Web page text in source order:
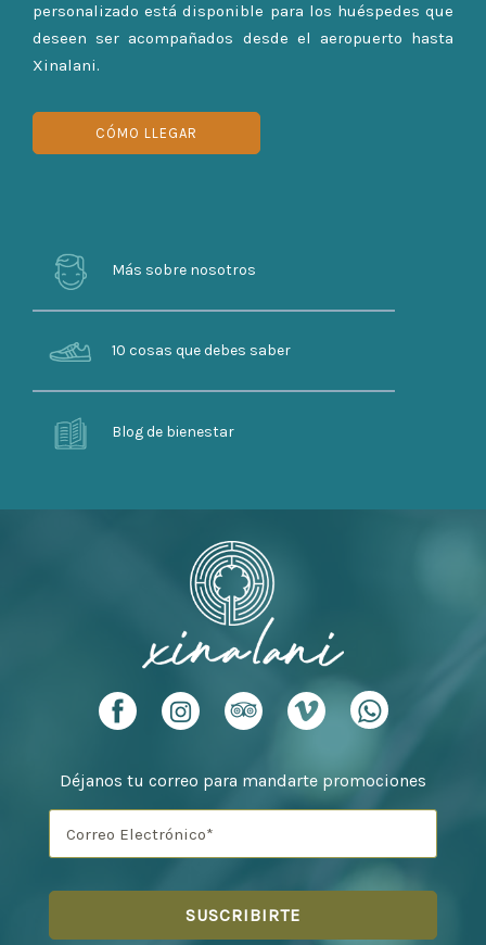
personalizado está disponible para los huéspedes que
deseen ser acompañados desde el aeropuerto hasta
Xinalani.
CÓMO LLEGAR
Más sobre nosotros
10 cosas que debes saber
Blog de bienestar
Déjanos tu correo para mandarte promociones